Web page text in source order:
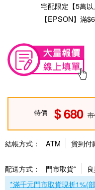
宅配限定【5萬
【EPSON】滿
特價 680
結帳方式： ATM 貨到付
配送方式： 門市取貨*
*滿千元門市取貨現折1%(